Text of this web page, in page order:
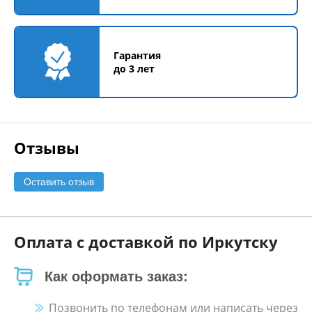
Гарантия
до 3 лет
Отзывы
Оставить отзыв
Оплата с доставкой по Иркутску
Как оформать заказ:
Позвонить по телефонам или написать через